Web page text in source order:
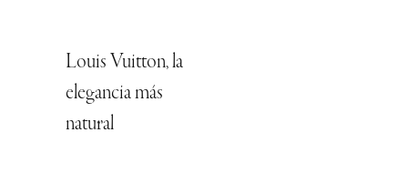
Louis Vuitton, la
elegancia más
natural